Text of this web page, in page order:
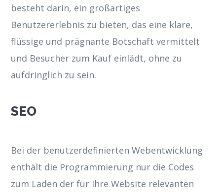
besteht darin, ein großartiges
Benutzererlebnis zu bieten, das eine klare,
flüssige und prägnante Botschaft vermittelt
und Besucher zum Kauf einlädt, ohne zu
aufdringlich zu sein.
SEO
Bei der benutzerdefinierten Webentwicklung
enthält die Programmierung nur die Codes
zum Laden der für Ihre Website relevanten